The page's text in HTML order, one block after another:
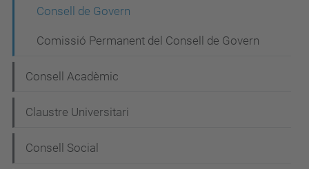
e
a
c
Consell de Govern
Comissió Permanent del Consell de Govern
Consell Acadèmic
Claustre Universitari
Consell Social